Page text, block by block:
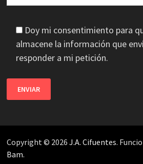
Doy mi consentimiento para
almacene la información que
responder a mi petición.
Copyright © 2026 J.A. Cifuentes.
Bam.